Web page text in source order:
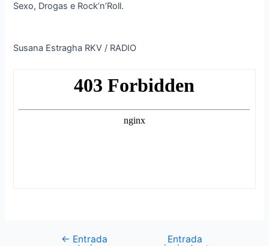
Sexo, Drogas e Rock’n’Roll.
Susana Estragha RKV / RADIO
Navegación
← Entrada Entrada